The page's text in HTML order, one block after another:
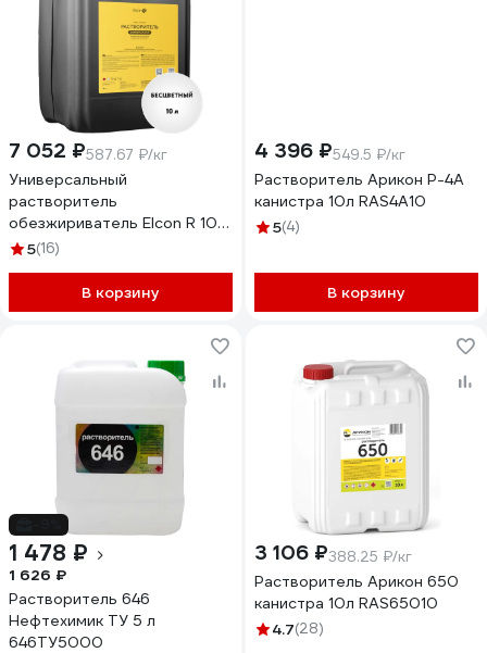
7 052 ₽587.67 ₽/кг
Универсальный
растворитель
обезжириватель Elcon R 10 л
00-00002735
5(16)
В корзину
4 396 ₽549.5 ₽/кг
Растворитель Арикон Р-4А
канистра 10л RAS4A10
5(4)
В корзину
1 478 ₽
1 626 ₽
Растворитель 646
Нефтехимик ТУ 5 л
646ТУ5000
3 106 ₽388.25 ₽/кг
Растворитель Арикон 650
канистра 10л RAS65010
4.7(28)